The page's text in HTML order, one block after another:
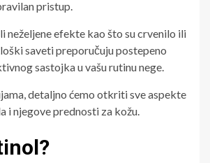
pristup.
neželjene efekte kao što su crvenilo ili
saveti preporučuju postepeno
sastojka u vašu rutinu nege.
detaljno ćemo otkriti sve aspekte
i njegove prednosti za kožu.